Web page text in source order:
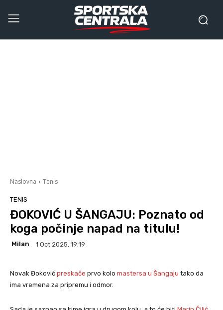
Naslovna Tenis
TENIS
ĐOKOVIĆ U ŠANGAJU: Poznato od
koga počinje napad na titulu!
Milan 1 Oct 2025. 19:19
Novak Đoković preskače prvo kolo mastersa u Šangaju tako da
ima vremena za pripremu i odmor.